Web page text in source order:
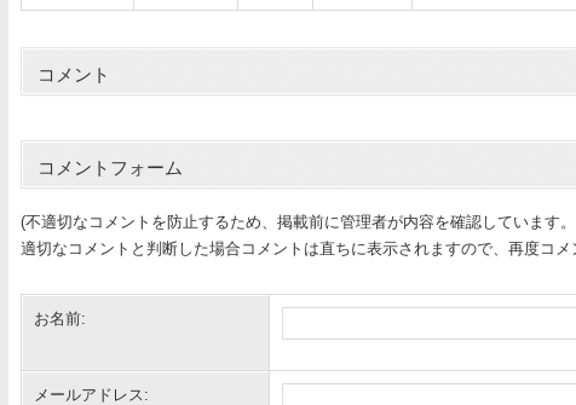
コメント
コメントフォーム
(不適切なコメントを防止するため、掲載前に管理者が内容を確認しています。
適切なコメントと判断した場合コメントは直ちに表示されますので、再度コ
お名前:
メールアドレス: